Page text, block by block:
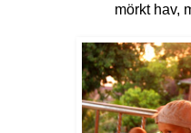
mörkt hav,